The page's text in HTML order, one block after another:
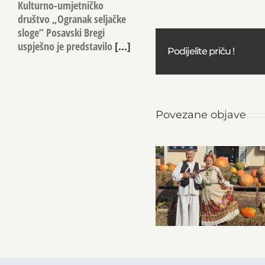
Podijelite priču !
Povezane objave
Kulturno-umjetničko
društvo „Ogranak seljačke
sloge” Posavski Bregi
uspješno je predstavilo[...]